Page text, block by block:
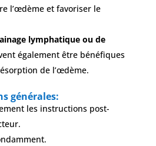
l’œdème et favoriser le
lymphatique ou de
également être bénéfiques
de l’œdème.
générales:
les instructions post-